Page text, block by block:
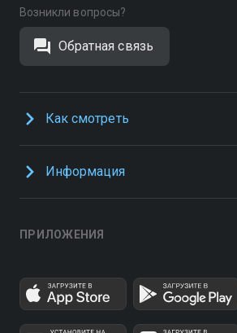
Возникли вопросы?
Обратная связь
Как смотреть
Информация
ПРИЛОЖЕНИЯ